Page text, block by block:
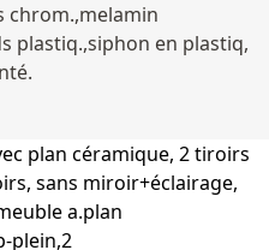
chrom.,melamin
plastiq.,siphon en plastiq,